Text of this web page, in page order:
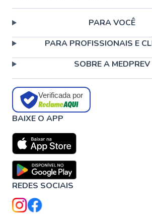
PARA VOCÊ
PARA PROFISSIONAIS E
SOBRE A MEDPREV
Verificada por
BAIXE O APP
REDES SOCIAIS